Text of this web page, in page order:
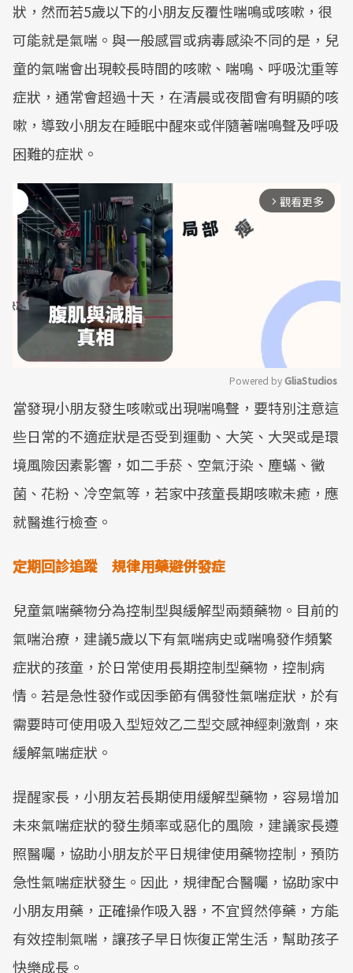
狀，然而若5歲以下的小朋友反覆性喘鳴或咳嗽，很
可能就是氣喘。與一般感冒或病毒感染不同的是，兒
童的氣喘會出現較長時間的咳嗽、喘鳴、呼吸沈重等
症狀，通常會超過十天，在清晨或夜間會有明顯的咳
嗽，導致小朋友在睡眠中醒來或伴隨著喘鳴聲及呼吸
困難的症狀。
arrow_forward_ios 觀看更多
Mute
Powered by GliaStudios
當發現小朋友發生咳嗽或出現喘鳴聲，要特別注意這
些日常的不適症狀是否受到運動、大笑、大哭或是環
境風險因素影響，如二手菸、空氣汙染、塵蟎、黴
菌、花粉、冷空氣等，若家中孩童長期咳嗽未癒，應
就醫進行檢查。
定期回診追蹤 規律用藥避併發症
兒童氣喘藥物分為控制型與緩解型兩類藥物。目前的
氣喘治療，建議5歲以下有氣喘病史或喘鳴發作頻繁
症狀的孩童，於日常使用長期控制型藥物，控制病
情。若是急性發作或因季節有偶發性氣喘症狀，於有
需要時可使用吸入型短效乙二型交感神經刺激劑，來
緩解氣喘症狀。
提醒家長，小朋友若長期使用緩解型藥物，容易增加
未來氣喘症狀的發生頻率或惡化的風險，建議家長遵
照醫囑，協助小朋友於平日規律使用藥物控制，預防
急性氣喘症狀發生。因此，規律配合醫囑，協助家中
小朋友用藥，正確操作吸入器，不宜貿然停藥，方能
有效控制氣喘，讓孩子早日恢復正常生活，幫助孩子
快樂成長。